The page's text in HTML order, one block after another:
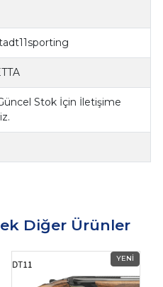
Stok İçin İletişime
Diğer Ürünler